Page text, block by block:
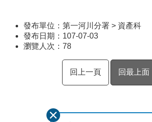
發布單位：第一河川分署 > 資產科
發布日期：107-07-03
瀏覽人次： 78
回上一頁 回最上面